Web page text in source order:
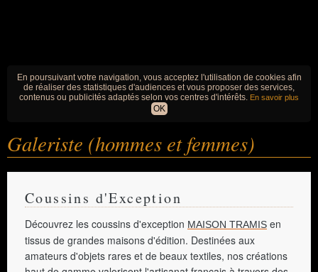
En poursuivant votre navigation, vous acceptez l'utilisation de cookies afin
de réaliser des statistiques d'audiences et vous proposer des services,
contenus ou publicités adaptés selon vos centres d'intérêts. En savoir plus
OK
Galeriste (hommes et femmes)
Coussins d'Exception
Découvrez les coussins d'exception MAISON TRAMIS en
tissus de grandes maisons d'édition. Destinées aux
amateurs d'objets rares et de beaux textiles, nos créations